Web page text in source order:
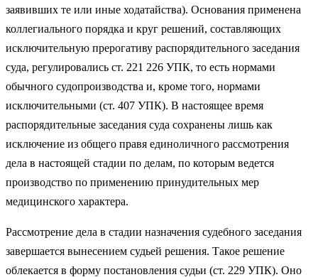
заявивших те или иные ходатайства). Основания применена
коллегиального порядка и круг решений, составляющих
исключительную прерогативу распорядительного заседания
суда, регулировались ст. 221 226 УПК, то есть нормами
обычного судопроизводства и, кроме того, нормами
исключительными (ст. 407 УПК). В настоящее время
распорядительные заседания суда сохранены лишь как
исключение из общего правя единоличного рассмотрения
дела в настоящей стадии по делам, по которым ведется
производство по применению принудительных мер
медицинского характера.
Рассмотрение дела в стадии назначения судебного заседания
завершается вынесением судьей решения. Такое решение
облекается в форму постановления судьи (ст. 229 УПК). Оно